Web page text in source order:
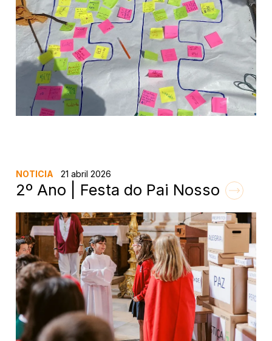
NOTICIA 21 abril 2026
2º Ano | Festa do Pai Nosso